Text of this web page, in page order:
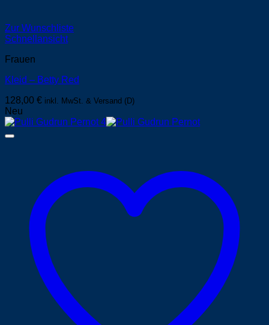
Zur Wunschliste
Schnellansicht
Frauen
Kleid – Betty Red
128,00 € inkl. MwSt. & Versand (D)
Neu